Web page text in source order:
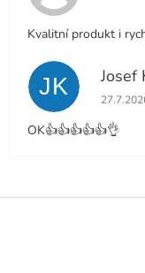
Kvalitní produkt i
JK Josef
OK👍👍👍👍👍👌
Z